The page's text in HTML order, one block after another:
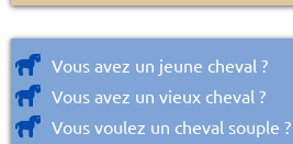
Vous avez un jeune cheval ?
Vous avez un vieux cheval ?
Vous voulez un cheval souple ?